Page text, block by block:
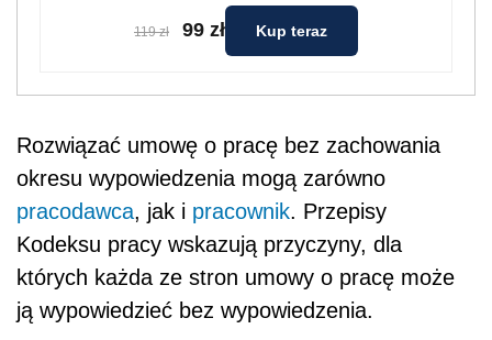
119 zł 99 zł Kup teraz
Rozwiązać umowę o pracę bez zachowania
okresu wypowiedzenia mogą zarówno
pracodawca, jak i pracownik. Przepisy
Kodeksu pracy wskazują przyczyny, dla
których każda ze stron umowy o pracę może
ją wypowiedzieć bez wypowiedzenia.